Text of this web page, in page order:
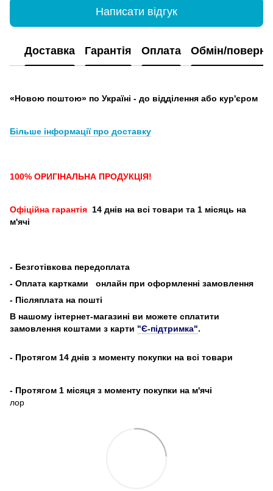
Написати відгук
Доставка Гарантія Оплата Обмін/
«Новою поштою» по Україні - до відділення або кур'єром
Більше інформації про доставку
100% ОРИГІНАЛЬНА ПРОДУКЦІЯ!
Офіційна гарантія 14 днів на всі товари та 1 місяць на
м'ячі
- Безготівкова передоплата
- Оплата картками
онлайн при оформленні замовлення
- Післяплата на пошті
В нашому інтернет-магазині ви можете сплатити
замовлення коштами з карти "Є-підтримка".
- Протягом 14 днів з моменту покупки на всі товари
- Протягом 1 місяця з моменту покупки на м'ячі
лор